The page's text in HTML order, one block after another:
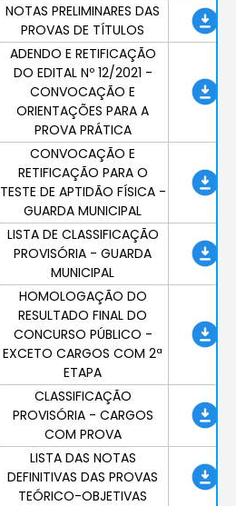
NOTAS PRELIMINARES DAS
PROVAS DE TÍTULOS
ADENDO E RETIFICAÇÃO
DO EDITAL Nº 12/2021 -
CONVOCAÇÃO E
ORIENTAÇÕES PARA A
PROVA PRÁTICA
CONVOCAÇÃO E
RETIFICAÇÃO PARA O
TESTE DE APTIDÃO FÍSICA -
GUARDA MUNICIPAL
LISTA DE CLASSIFICAÇÃO
PROVISÓRIA - GUARDA
MUNICIPAL
HOMOLOGAÇÃO DO
RESULTADO FINAL DO
CONCURSO PÚBLICO -
EXCETO CARGOS COM 2ª
ETAPA
CLASSIFICAÇÃO
PROVISÓRIA - CARGOS
COM PROVA
LISTA DAS NOTAS
DEFINITIVAS DAS PROVAS
TEÓRICO-OBJETIVAS